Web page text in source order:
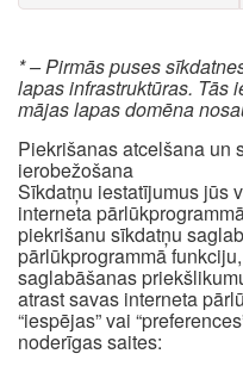
* – Pirmās puses
lapas infrastruktūras. Tās
mājas lapas domēna
Piekrišanas atcelšana un
ierobežošana
Sīkdatņu iestatījumus jūs
interneta
piekrišanu sīkdatņu
pārlūkprogrammā
saglabāšanas
atrast savas interneta
“iespējas” vai
noderīgas saites: